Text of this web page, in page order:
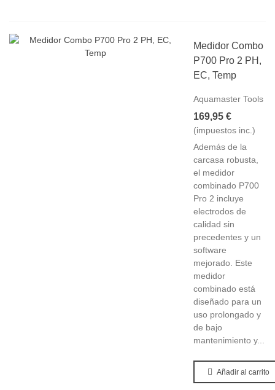
Medidor Combo
P700 Pro 2 PH,
EC, Temp
Aquamaster Tools
169,95 €
(impuestos inc.)
Además de la
carcasa robusta,
el medidor
combinado P700
Pro 2 incluye
electrodos de
calidad sin
precedentes y un
software
mejorado. Este
medidor
combinado está
diseñado para un
uso prolongado y
de bajo
mantenimiento y...
Añadir al carrito